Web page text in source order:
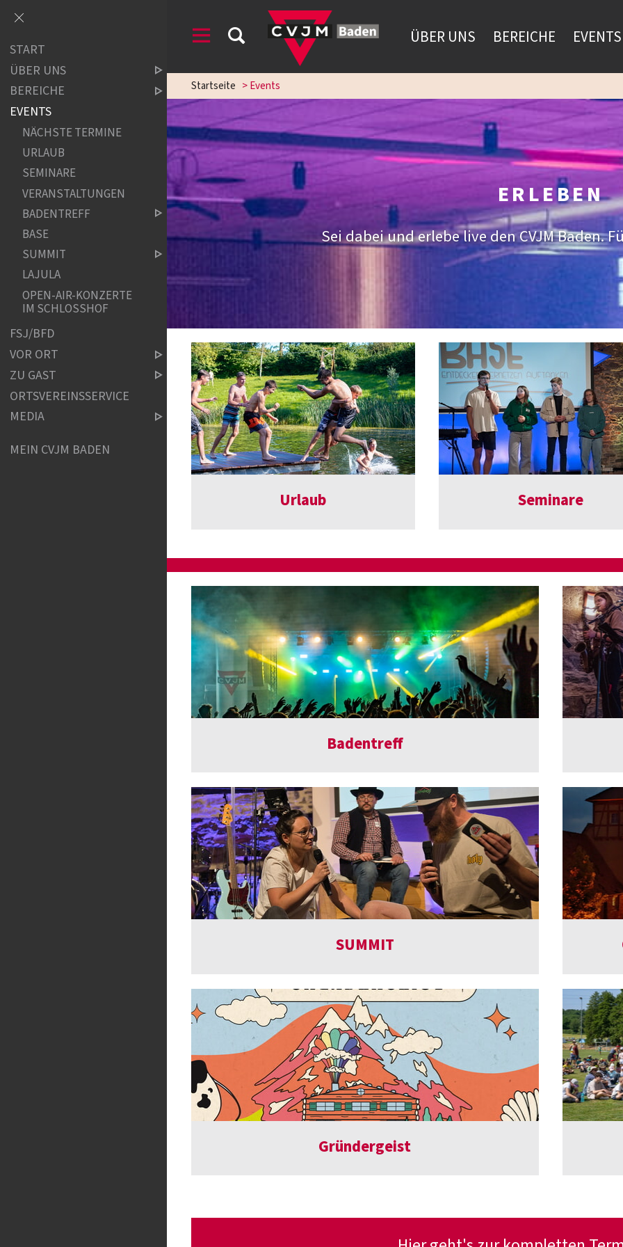
ÜBER UNS BEREICHE EVENTS
Startseite >Events
ERLEBEN
Sei dabei und erlebe live den CVJM Baden.
Urlaub Seminare
Badentreff
SUMMIT
Gründergeist
START
ÜBER UNS
BEREICHE
EVENTS
NÄCHSTE TERMINE
URLAUB
SEMINARE
VERANSTALTUNGEN
BADENTREFF
BASE
SUMMIT
LAJULA
OPEN-AIR-KONZERTE
IM SCHLOSSHOF
FSJ/BFD
VOR ORT
ZU GAST
ORTSVEREINSSERVICE
MEDIA
MEIN CVJM BADEN